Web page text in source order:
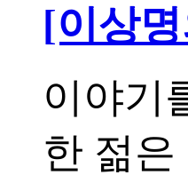
[이상
이야기
한 젊